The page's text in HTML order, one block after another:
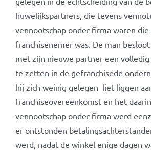
huwelijkspartners, die tevens
vennootschap onder firma waren
franchisenemer was. De man
met zijn nieuwe partner een
te zetten in de gefranchisede
hij zich weinig gelegen liet liggen
franchiseovereenkomst en het
vennootschap onder firma werd
er ontstonden
werd, nadat de winkel enige dagen